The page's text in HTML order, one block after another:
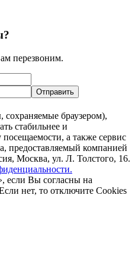
перезвоним.
браузером),
стабильнее и
посещаемости, а также сервис
предоставляемый компанией
Москва, ул. Л. Толстого, 16.
если Вы согласны на
нет, то отключите Cookies